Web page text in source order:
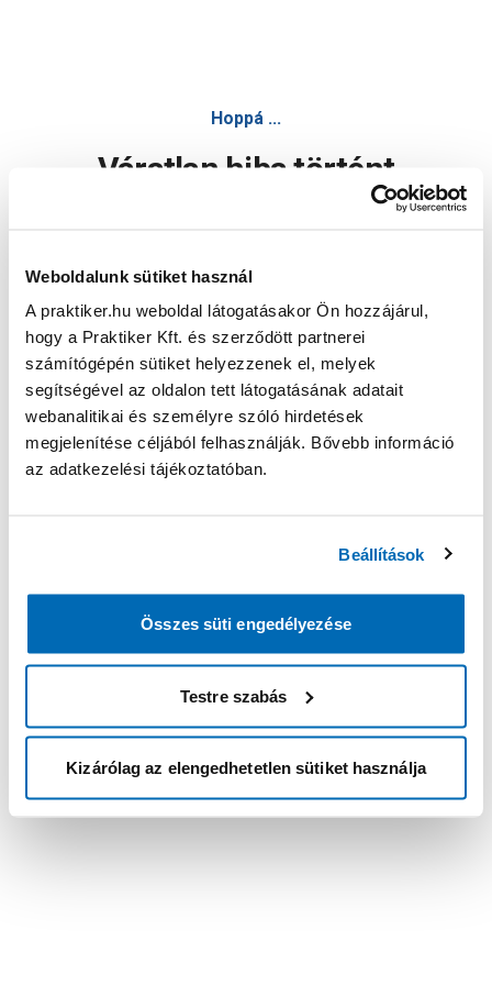
Weboldalunk sütiket használ
A praktiker.hu weboldal látogatásakor Ön hozzájárul,
hogy a Praktiker Kft. és szerződött partnerei
számítógépén sütiket helyezzenek el, melyek
segítségével az oldalon tett látogatásának adatait
webanalitikai és személyre szóló hirdetések
megjelenítése céljából felhasználják. Bővebb információ
az adatkezelési tájékoztatóban.
Beállítások
Összes süti engedélyezése
Testre szabás
Kizárólag az elengedhetetlen sütiket használja
Hoppá ...
Váratlan hiba történt
Oldal újratöltése